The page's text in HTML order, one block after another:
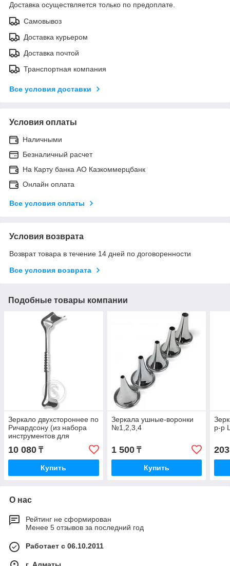
Доставка осуществляется только по предоплате.
Самовывоз
Доставка курьером
Доставка почтой
Транспортная компания
Все условия доставки
Условия оплаты
Наличными
Безналичный расчет
На Карту банка АО Казкоммерцбанк
Онлайн оплата
Все условия оплаты
Условия возврата
Возврат товара в течение 14 дней по договоренности
Все условия возврата
Подобные товары компании
Зеркало двухстороннее по
Ричардсону (из набора
инструментов для
10 080 ₸
Купить
Зеркала ушные-воронки
№1,2,3,4
1 500₸
Купить
р-р
203
О нас
Рейтинг не сформирован
Менее 5 отзывов за последний год
Работает с 06.10.2011